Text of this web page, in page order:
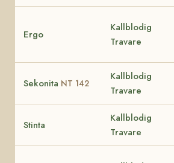
Ergo
Kallblodig
Travare
Sekonita NT 142
Kallblodig
Travare
Stinta
Kallblodig
Travare